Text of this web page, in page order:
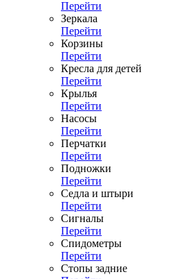
Перейти
Зеркала
Перейти
Корзины
Перейти
Кресла для детей
Перейти
Крылья
Перейти
Насосы
Перейти
Перчатки
Перейти
Подножки
Перейти
Седла и штыри
Перейти
Сигналы
Перейти
Спидометры
Перейти
Стопы задние